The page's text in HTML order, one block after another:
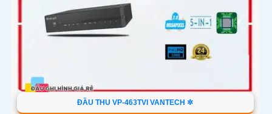
ĐẦU THU VP-463TVI VANTECH ✲